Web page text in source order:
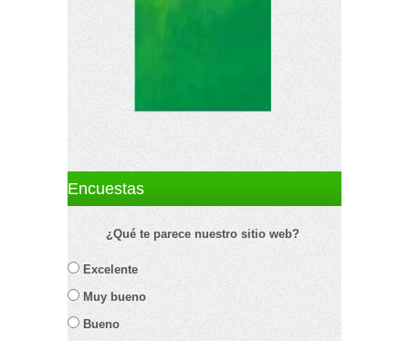
Encuestas
¿Qué te parece nuestro sitio web?
Excelente
Muy bueno
Bueno